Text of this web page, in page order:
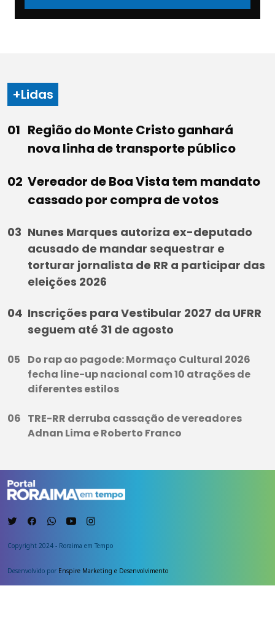
+Lidas
Região do Monte Cristo ganhará
nova linha de transporte público
Vereador de Boa Vista tem mandato
cassado por compra de votos
Nunes Marques autoriza ex-deputado
acusado de mandar sequestrar e
torturar jornalista de RR a participar das
eleições 2026
Inscrições para Vestibular 2027 da UFRR
seguem até 31 de agosto
Do rap ao pagode: Mormaço Cultural 2026
fecha line-up nacional com 10 atrações de
diferentes estilos
TRE-RR derruba cassação de vereadores
Adnan Lima e Roberto Franco
Copyright 2024 - Roraima em Tempo
Desenvolvido por Enspire Marketing e Desenvolvimento